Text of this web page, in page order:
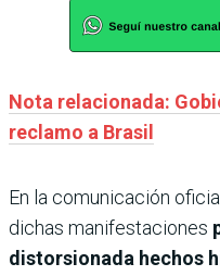
Nota relacionada:
reclamo a Brasil
En la comunicación
dichas manifestaciones
distorsionada hechos